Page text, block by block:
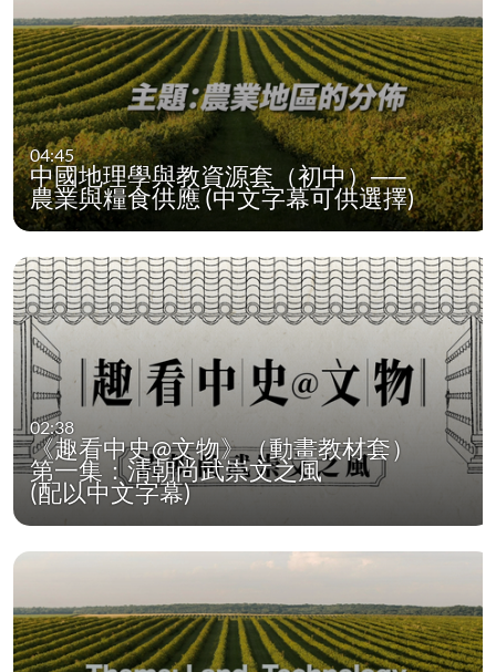
04:45
中國地理學與教資源套（初中）──
農業與糧食供應 (中文字幕可供選擇)
02:38
《趣看中史@文物》（動畫教材套）
第一集：清朝尚武崇文之風
(配以中文字幕)